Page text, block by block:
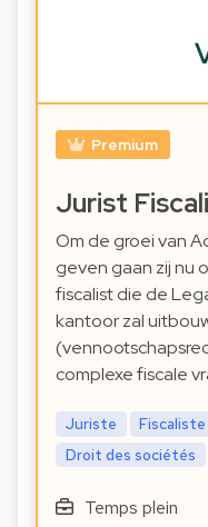
Premium
Jurist
Om de groei van
geven gaan zij nu
fiscalist die de
kantoor zal
complexe fiscale
Juriste Fiscaliste
Droit des sociétés
Temps plein